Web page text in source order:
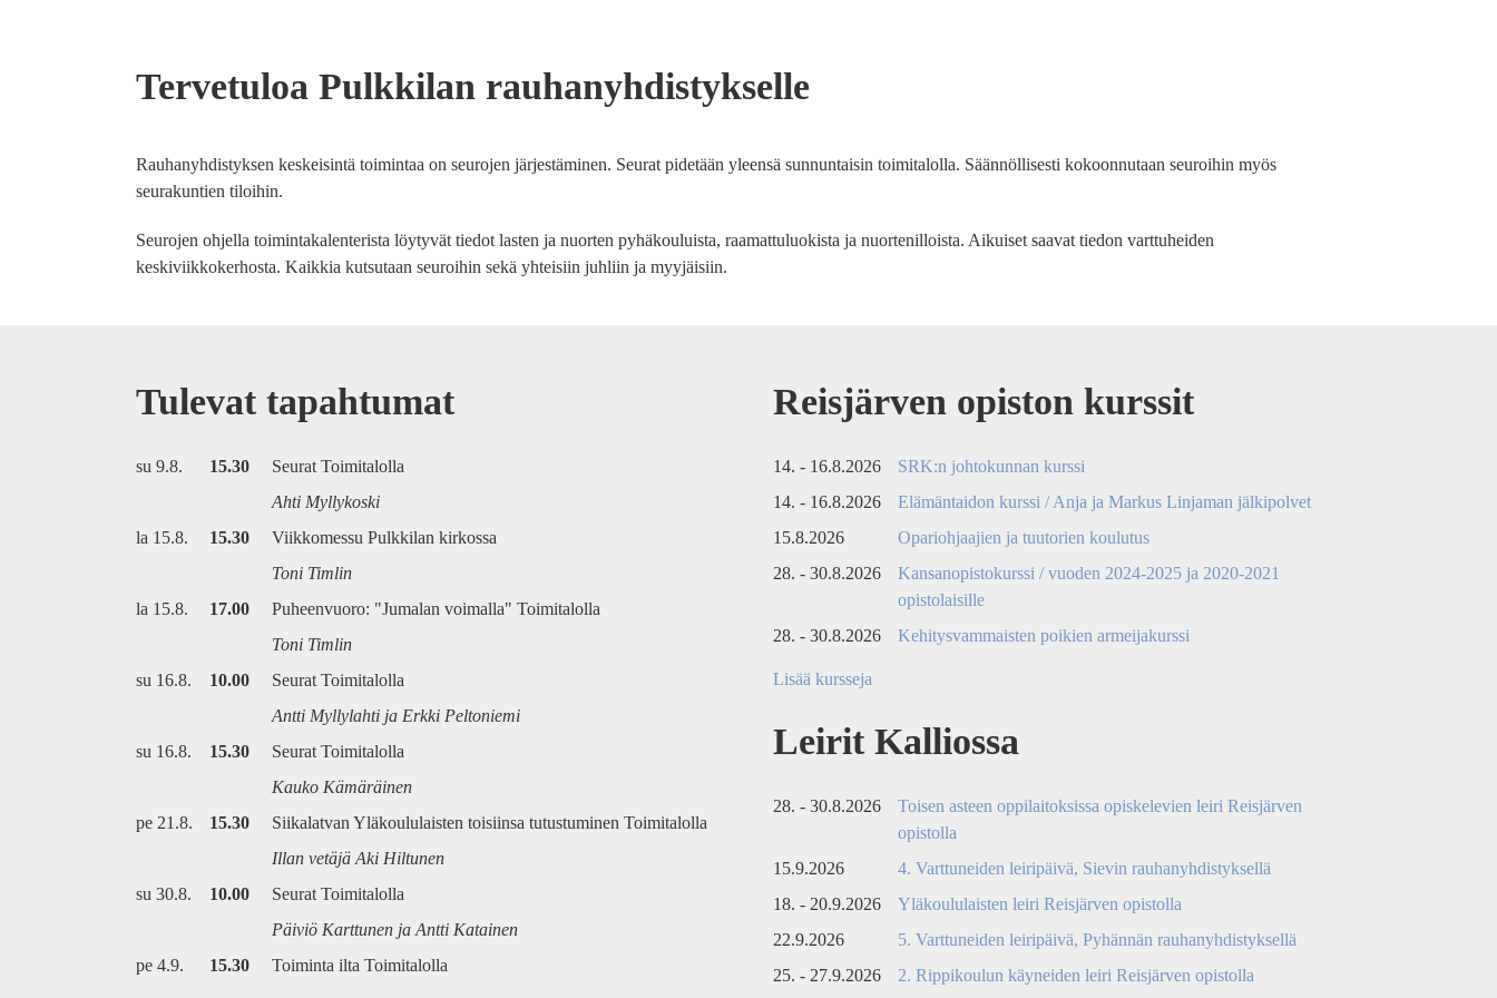
Tervetuloa Pulkkilan rauhanyhdistykselle
Rauhanyhdistyksen keskeisintä toimintaa on seurojen järjestäminen. Seurat pidetään yleensä sunnuntaisin toimitalolla. Säännöllisesti kokoonnutaan seuroihin myös
seurakuntien tiloihin.
Seurojen ohjella toimintakalenterista löytyvät tiedot lasten ja nuorten pyhäkouluista, raamattuluokista ja nuortenilloista. Aikuiset saavat tiedon varttuheiden
keskiviikkokerhosta. Kaikkia kutsutaan seuroihin sekä yhteisiin juhliin ja myyjäisiin.
Tulevat tapahtumat
su 9.8. 15.30
Seurat Toimitalolla
Ahti Myllykoski
la 15.8.
15.30
Viikkomessu Pulkkilan kirkossa
Toni Timlin
la 15.8.
17.00
Puheenvuoro: "Jumalan voimalla" Toimitalolla
Toni Timlin
su 16.8.
10.00
Seurat Toimitalolla
Antti Myllylahti ja Erkki Peltoniemi
su 16.8.
15.30
Seurat Toimitalolla
Kauko Kämäräinen
pe 21.8.
15.30
Siikalatvan Yläkoululaisten toisiinsa tutustuminen Toimitalolla
Illan vetäjä Aki Hiltunen
su 30.8.
10.00
Seurat Toimitalolla
Päiviö Karttunen ja Antti Katainen
pe 4.9.
15.30 Toiminta ilta Toimitalolla
Reisjärven opiston kurssit
14. - 16.8.2026
SRK:n johtokunnan kurssi
14. - 16.8.2026
Elämäntaidon kurssi / Anja ja Markus Linjaman jälkipolvet
15.8.2026
Opariohjaajien ja tuutorien koulutus
28. - 30.8.2026
Kansanopistokurssi / vuoden 2024-2025 ja 2020-2021
opistolaisille
28. - 30.8.2026
Kehitysvammaisten poikien armeijakurssi
Lisää kursseja
Leirit Kalliossa
28. - 30.8.2026
Toisen asteen oppilaitoksissa opiskelevien leiri Reisjärven
opistolla
15.9.2026
4. Varttuneiden leiripäivä, Sievin rauhanyhdistyksellä
18. - 20.9.2026
Yläkoululaisten leiri Reisjärven opistolla
22.9.2026
5. Varttuneiden leiripäivä, Pyhännän rauhanyhdistyksellä
25. - 27.9.2026
2. Rippikoulun käyneiden leiri Reisjärven opistolla